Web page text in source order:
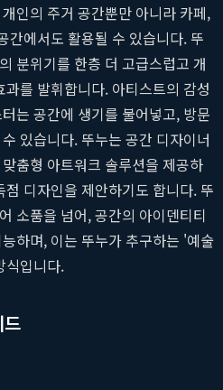
인의 주거 공간뿐만 아니라 카페,
간에서도 활용될 수 있습니다. 뚜
분위기를 한층 더 고급스럽고 개
를 발휘합니다. 아티스트의 감성
는 공간에 생기를 불어넣고, 방문
있습니다. 뚜누는 공간 디자이너
춤형 아트워크 솔루션을 제공하
디자인을 제안하기도 합니다. 뚜
소품을 넘어, 공간의 아이덴티티
하며, 이는 뚜누가 추구하는 '예술
식입니다.